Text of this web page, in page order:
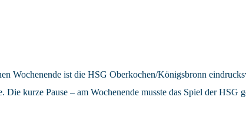
Wochenende ist die HSG Oberkochen/Königsbronn
kurze Pause – am Wochenende musste das Spiel der